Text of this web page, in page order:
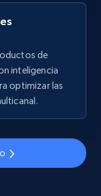
Initial
and more.
ahorade
inteligencia
optimizar las